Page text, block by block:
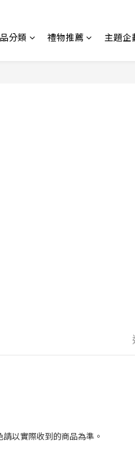
分類 禮物推薦 主題企
以實際收到的商品為準。